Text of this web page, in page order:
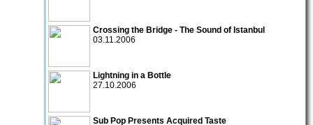
Crossing the Bridge - The Sound of Istanbul
03.11.2006
Lightning in a Bottle
27.10.2006
Sub Pop Presents Acquired Taste